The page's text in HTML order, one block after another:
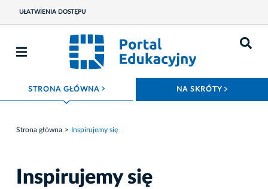
UŁATWIENIA DOSTĘPU
STRONA GŁÓWNA ROZWIŃ MENU NA SKRÓTY
Strona główna Inspirujemy się
Inspirujemy się